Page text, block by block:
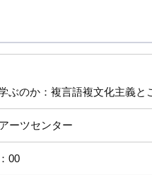
ぶのか：複言語複文化主義と
ーツセンター
00